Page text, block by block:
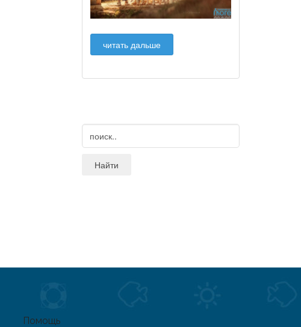
читать дальше
Помощь